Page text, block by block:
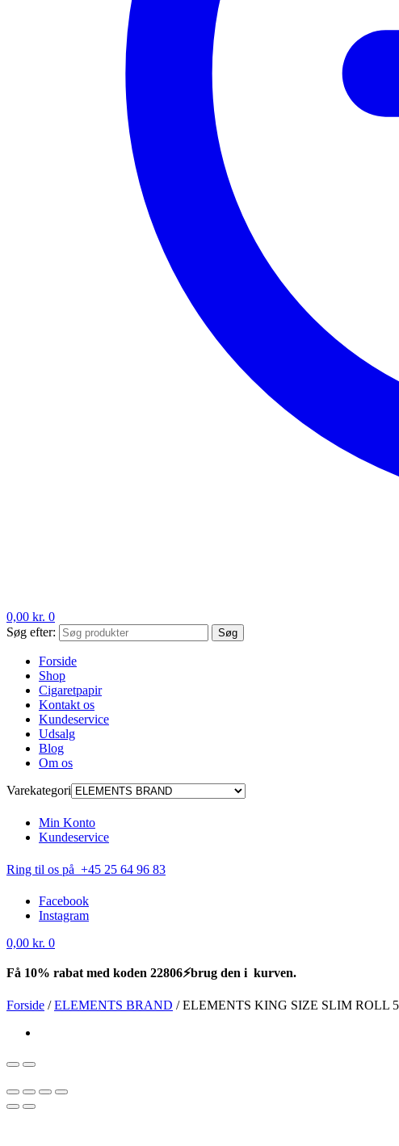
0,00 kr. 0
Søg efter:
Søg
Forside
Shop
Cigaretpapir
Kontakt os
Kundeservice
Udsalg
Blog
Om os
Varekategori
Min Konto
Kundeservice
Ring til os på +45 25 64 96 83
Facebook
Instagram
0,00 kr. 0
Få 10% rabat med koden 22806⚡brug den i kurven.
Forside /ELEMENTS BRAND /ELEMENTS KING SIZE SLIM ROLL